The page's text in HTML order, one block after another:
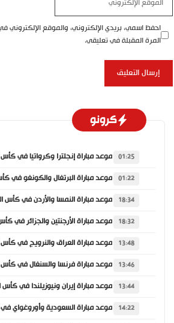
الإلكتروني
احفظ اسمي، بريدي الإلكتروني، والموقع
المرة المقبلة في تعليقي.
كرونو
01:25
01:22
18:34
18:32
13:48
13:46
13:44
14:22